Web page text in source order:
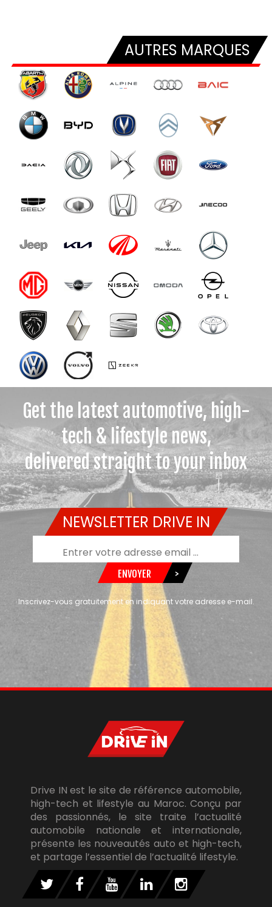
AUTRES MARQUES
Get the latest automotive, high-
tech & lifestyle news,
delivered straight to your inbox
NEWSLETTER DRIVE IN
ENVOYER >
Inscrivez-vous gratuitement en indiquant votre adresse e-mail.
Drive IN est le site de référence automobile,
high-tech et lifestyle au Maroc. Conçu par
des passionnés, le site traite l’actualité
automobile nationale et internationale,
présente les nouveautés auto et high-tech,
et partage l’essentiel de l’actualité lifestyle.